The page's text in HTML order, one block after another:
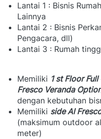
Lantai 1 : Bisnis
Lainnya
Lantai 2 : Bisnis
Pengacara, dll)
Lantai 3 : Rumah
Memiliki 1 st Floor
Fresco Veranda
dengan kebutuhan
Memiliki side Al
(maksimum outdoor
meter)